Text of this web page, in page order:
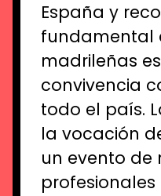
España y
fundamental
madrileñas
convivencia
todo el país.
la vocación
un evento de
profesionales